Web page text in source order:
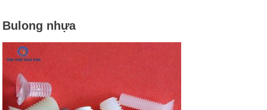
Bulong nhựa